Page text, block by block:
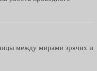
между мирами зрячих и